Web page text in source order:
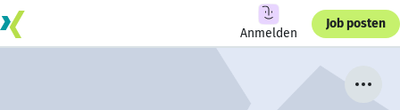
Anmelden
Job posten